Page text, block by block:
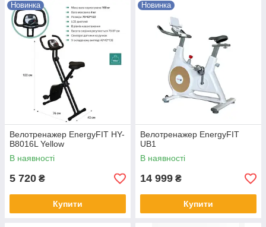
Новинка
Велотренажер EnergyFIT HY-
B8016L Yellow
В наявності
5 720 ₴
Купити
Новинка
Велотренажер EnergyFIT
UB1
В наявності
14 999 ₴
Купити